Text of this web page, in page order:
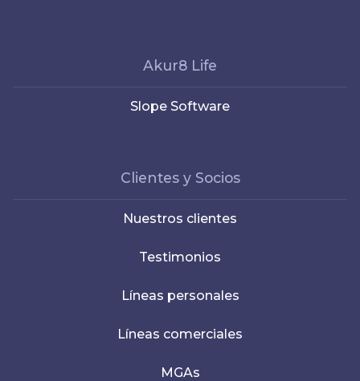
Akur8 Life
Slope Software
Clientes y Socios
Nuestros clientes
Testimonios
Líneas personales
Líneas comerciales
MGAs